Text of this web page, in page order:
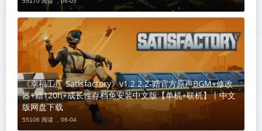
《幸福工厂 Satisfactory》v1.2.2.2-赠官方原声BGM+修改
器+赠120h+成长性存档免安装中文版【单机+联机】丨中文
版网盘下载
55106 阅读 ， 06-04